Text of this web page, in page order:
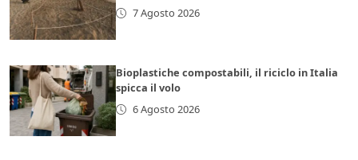
7 Agosto 2026
Bioplastiche compostabili, il riciclo in Italia
spicca il volo
6 Agosto 2026